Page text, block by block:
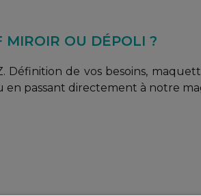
MIROIR OU DÉPOLI ?
de vos besoins,
en passant directement à notre